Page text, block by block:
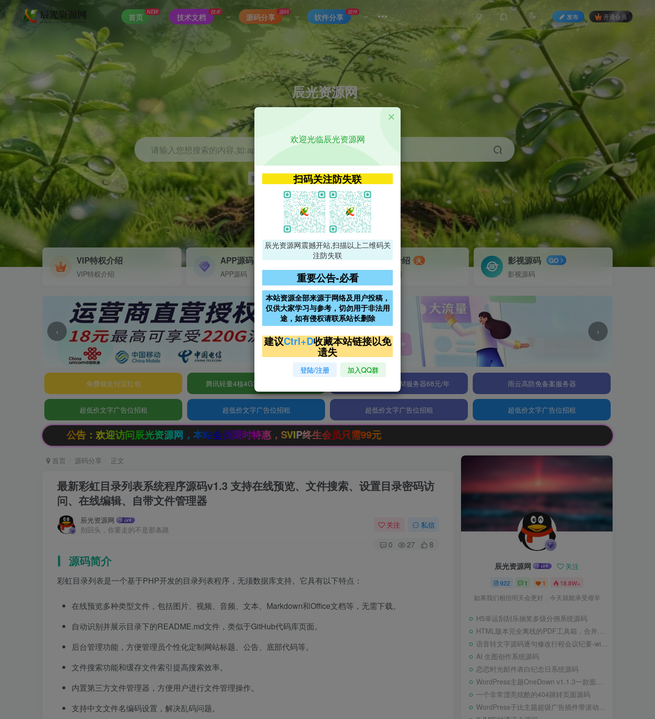
首页
NEW
技术文档
技术
源码分享
源码
软件分享
软件
发布 开通会员
辰光资源网
优质的网络资源分享平台
请输入您想搜索的内容,如:app源码
影视 神马 getapp 原神
VIP特权介绍
VIP特权介绍
APP源码
APP源码
VIP特权介绍 火
VIP特权介绍
影视源码 GO
影视源码
‹ ›
免费领支付宝红包 腾讯轻量4核4G3M服务器38元/年 阿里云2核2G200M服务器68元/年 雨云高防免备案服务器
超低价文字广告位招租 超低价文字广告位招租 超低价文字广告位招租 超低价文字广告位招租
访问辰光资源网，本站会员限时特惠，SVIP终生会员只需99元
首页 源码分享 正文
最新彩虹目录列表系统程序源码v1.3 支持在线预览、文件搜索、设置目录密码访
问、在线编辑、自带文件管理器
辰光资源网
别回头，你要走的不是那条路
关注 私信
0 27 8
源码简介
彩虹目录列表是一个基于PHP开发的目录列表程序，无须数据库支持。它具有以下特点：
在线预览多种类型文件，包括图片、视频、音频、文本、Markdown和Office文档等，无需下载。
自动识别并展示目录下的README.md文件，类似于GitHub代码库页面。
后台管理功能，方便管理员个性化定制网站标题、公告、底部代码等。
文件搜索功能和缓存文件索引提高搜索效率。
内置第三方文件管理器，方便用户进行文件管理操作。
支持中文文件名编码设置，解决乱码问题。
辰光资源网 关注
922 1 1 18.8W+
如果我们相信明天会更好，今天就能承受艰辛
H5幸运刮刮乐抽奖多级分佣系统源码
HTML版本完全离线的PDF工具箱，合并、拆分、旋转、删除、PDF转图片、图片转PDF
语音转文字源码逐句修改行程会议纪要-wisper版本
AI 生图创作系统源码
恋恋时光邮件表白纪念日系统源码
WordPress主题OneDown v1.1.3一款面向个人站长的资源下载、技术教程、内容资讯类站点的 WordPress 主题
一个非常漂亮炫酷的404跳转页面源码
WordPress子比主题超级广告插件带滚动公告
欢迎光临辰光资源网
扫码关注防失联
辰光资源网震撼开站,扫描以上二维码关
注防失联
重要公告-必看
本站资源全部来源于网络及用户投稿，
仅供大家学习与参考，切勿用于非法用
途，如有侵权请联系站长删除
建议Ctrl+D收藏本站链接以免
遗失
登陆/注册 加入QQ群